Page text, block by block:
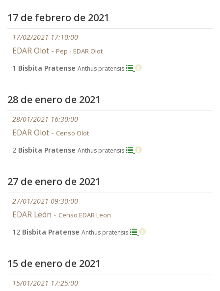
17 de febrero de 2021
17/02/2021 17:10:00
EDAR Olot - Pep - EDAR Olot
1 Bisbita Pratense Anthus pratensis
28 de enero de 2021
28/01/2021 16:30:00
EDAR Olot - Censo Olot
2 Bisbita Pratense Anthus pratensis
27 de enero de 2021
27/01/2021 09:30:00
EDAR León - Censo EDAR Leon
12 Bisbita Pratense Anthus pratensis
15 de enero de 2021
15/01/2021 17:25:00